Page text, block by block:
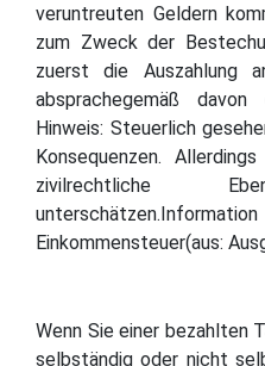
veruntreuten Geldern
zum Zweck der
zuerst die Auszahlung
absprachegemäß
Hinweis: Steuerlich
Konsequenzen.
zivilrechtliche
Einkommensteuer(aus:
Wenn Sie einer bezahlten
selbständig oder nicht